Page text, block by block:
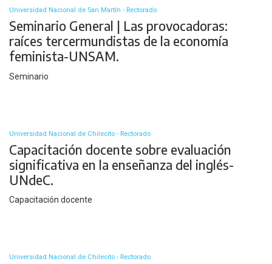
Universidad Nacional de San Martín - Rectorado
Seminario General | Las provocadoras:
raíces tercermundistas de la economía
feminista-UNSAM.
Seminario
Universidad Nacional de Chilecito - Rectorado
Capacitación docente sobre evaluación
significativa en la enseñanza del inglés-
UNdeC.
Capacitación docente
Universidad Nacional de Chilecito - Rectorado